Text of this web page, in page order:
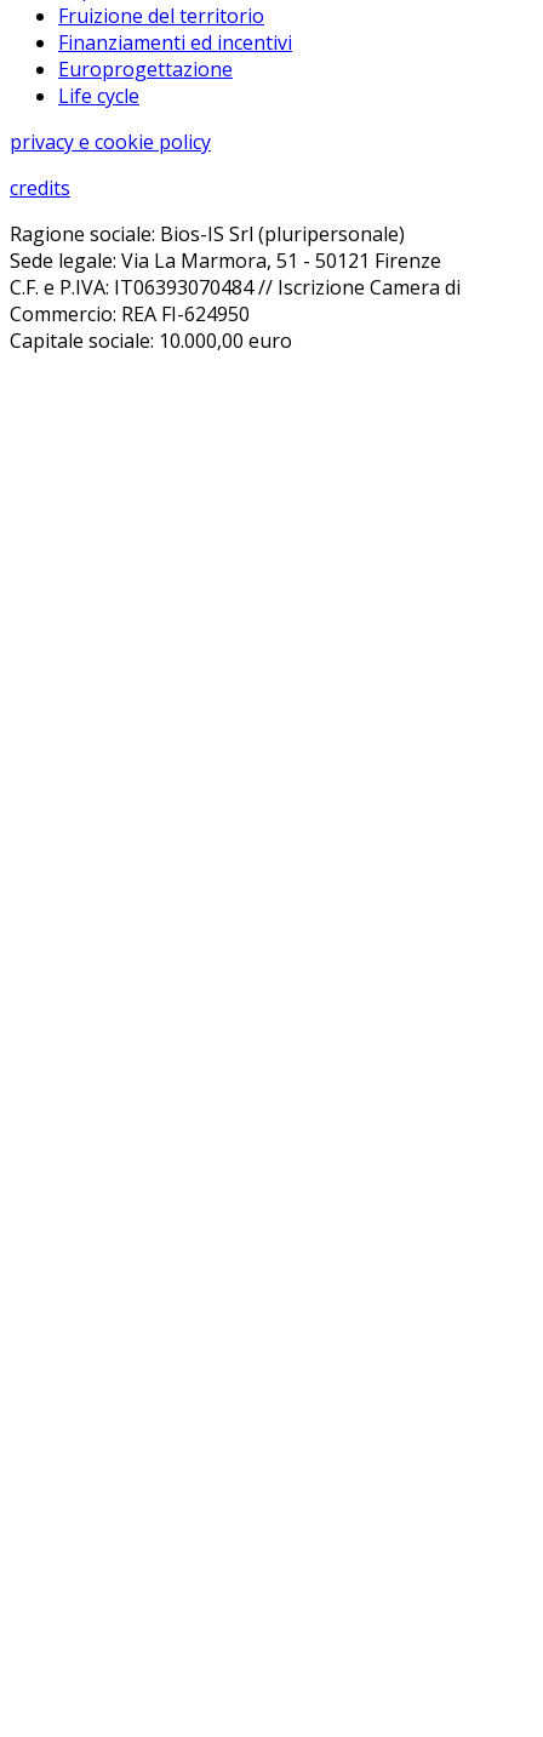
Fruizione del territorio
Finanziamenti ed incentivi
Europrogettazione
Life cycle
privacy e cookie policy
credits
Ragione sociale: Bios-IS Srl (pluripersonale)
Sede legale: Via La Marmora, 51 - 50121 Firenze
C.F. e P.IVA: IT06393070484 // Iscrizione Camera di
Commercio: REA FI-624950
Capitale sociale: 10.000,00 euro